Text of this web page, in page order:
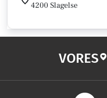
4200 Slagelse
VORES